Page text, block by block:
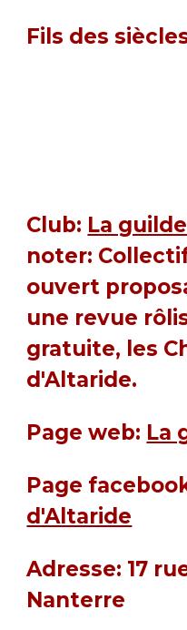
Fils des
Club: La
noter:
ouvert
une revue
gratuite, les
d'Altaride.
Page web: La
Page
d'Altaride
Adresse: 17
Nanterre